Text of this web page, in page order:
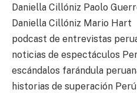
Daniella Cillóniz Paolo
Daniella Cillóniz Mario Hart
podcast de entrevistas
noticias de espectáculos
escándalos farándula
historias de superación Perú